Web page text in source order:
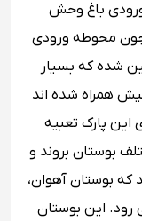
ورودی باغ وحش
محوطه ورودی
شده که بسیار
همراه شده اند
پارک تعبیه
بوستان بروند و
که بوستان آهوان،
این بوستان